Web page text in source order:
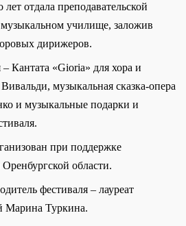
отдала преподавательской
училище, заложив
дирижеров.
Кантата «Gioria» для хора и
музыкальная сказка-опера
и музыкальные подарки и
при поддержке
области.
фестиваля – лауреат
Марина Туркина.